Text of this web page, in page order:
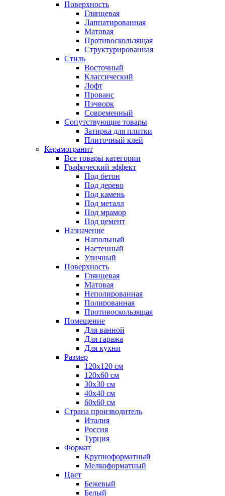
Поверхность
Глянцевая
Лаппатированная
Матовая
Противоскользящая
Структурированная
Стиль
Восточный
Классический
Лофт
Прованс
Пэчворк
Современный
Сопутствующие товары
Затирка для плитки
Плиточный клей
Керамогранит
Все товары категории
Графический эффект
Под бетон
Под дерево
Под камень
Под металл
Под мрамор
Под цемент
Назначение
Напольный
Настенный
Уличный
Поверхность
Глянцевая
Матовая
Неполированная
Полированная
Противоскользящая
Помещение
Для ванной
Для гаража
Для кухни
Размер
120x120 см
120x60 см
30x30 см
40x40 см
60x60 см
Страна производитель
Италия
Россия
Турция
Формат
Крупноформатный
Мелкоформатный
Цвет
Бежевый
Белый